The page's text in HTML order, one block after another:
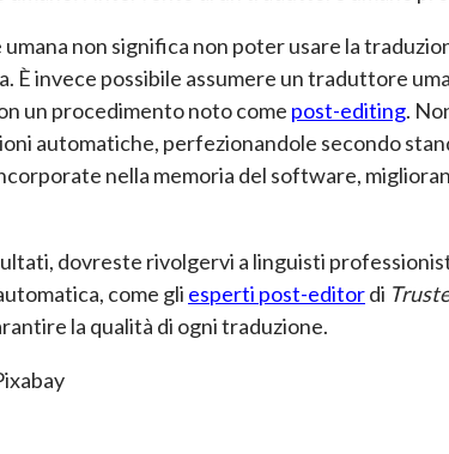
non significa non poter usare la
È invece possibile assumere un traduttore
un procedimento noto come post-editing.
automatiche, perfezionandole secondo
nella memoria del software,
dovreste rivolgervi a linguisti
come gli esperti post-editordi
la qualità di ogni traduzione.